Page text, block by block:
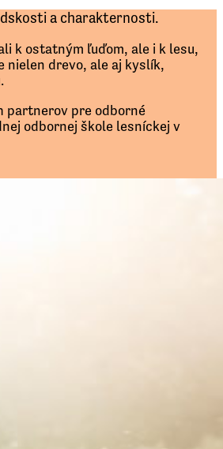
a charakternosti.
k ostatným ľuďom, ale i k lesu,
nielen drevo, ale aj kyslík,
partnerov pre odborné
odbornej škole lesníckej v